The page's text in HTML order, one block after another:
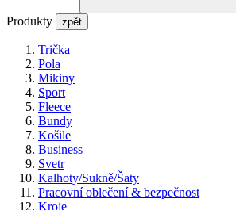
Produkty zpět
Trička
Pola
Mikiny
Sport
Fleece
Bundy
Košile
Business
Svetr
Kalhoty/Sukně/Šaty
Pracovní oblečení & bezpečnost
Kroje